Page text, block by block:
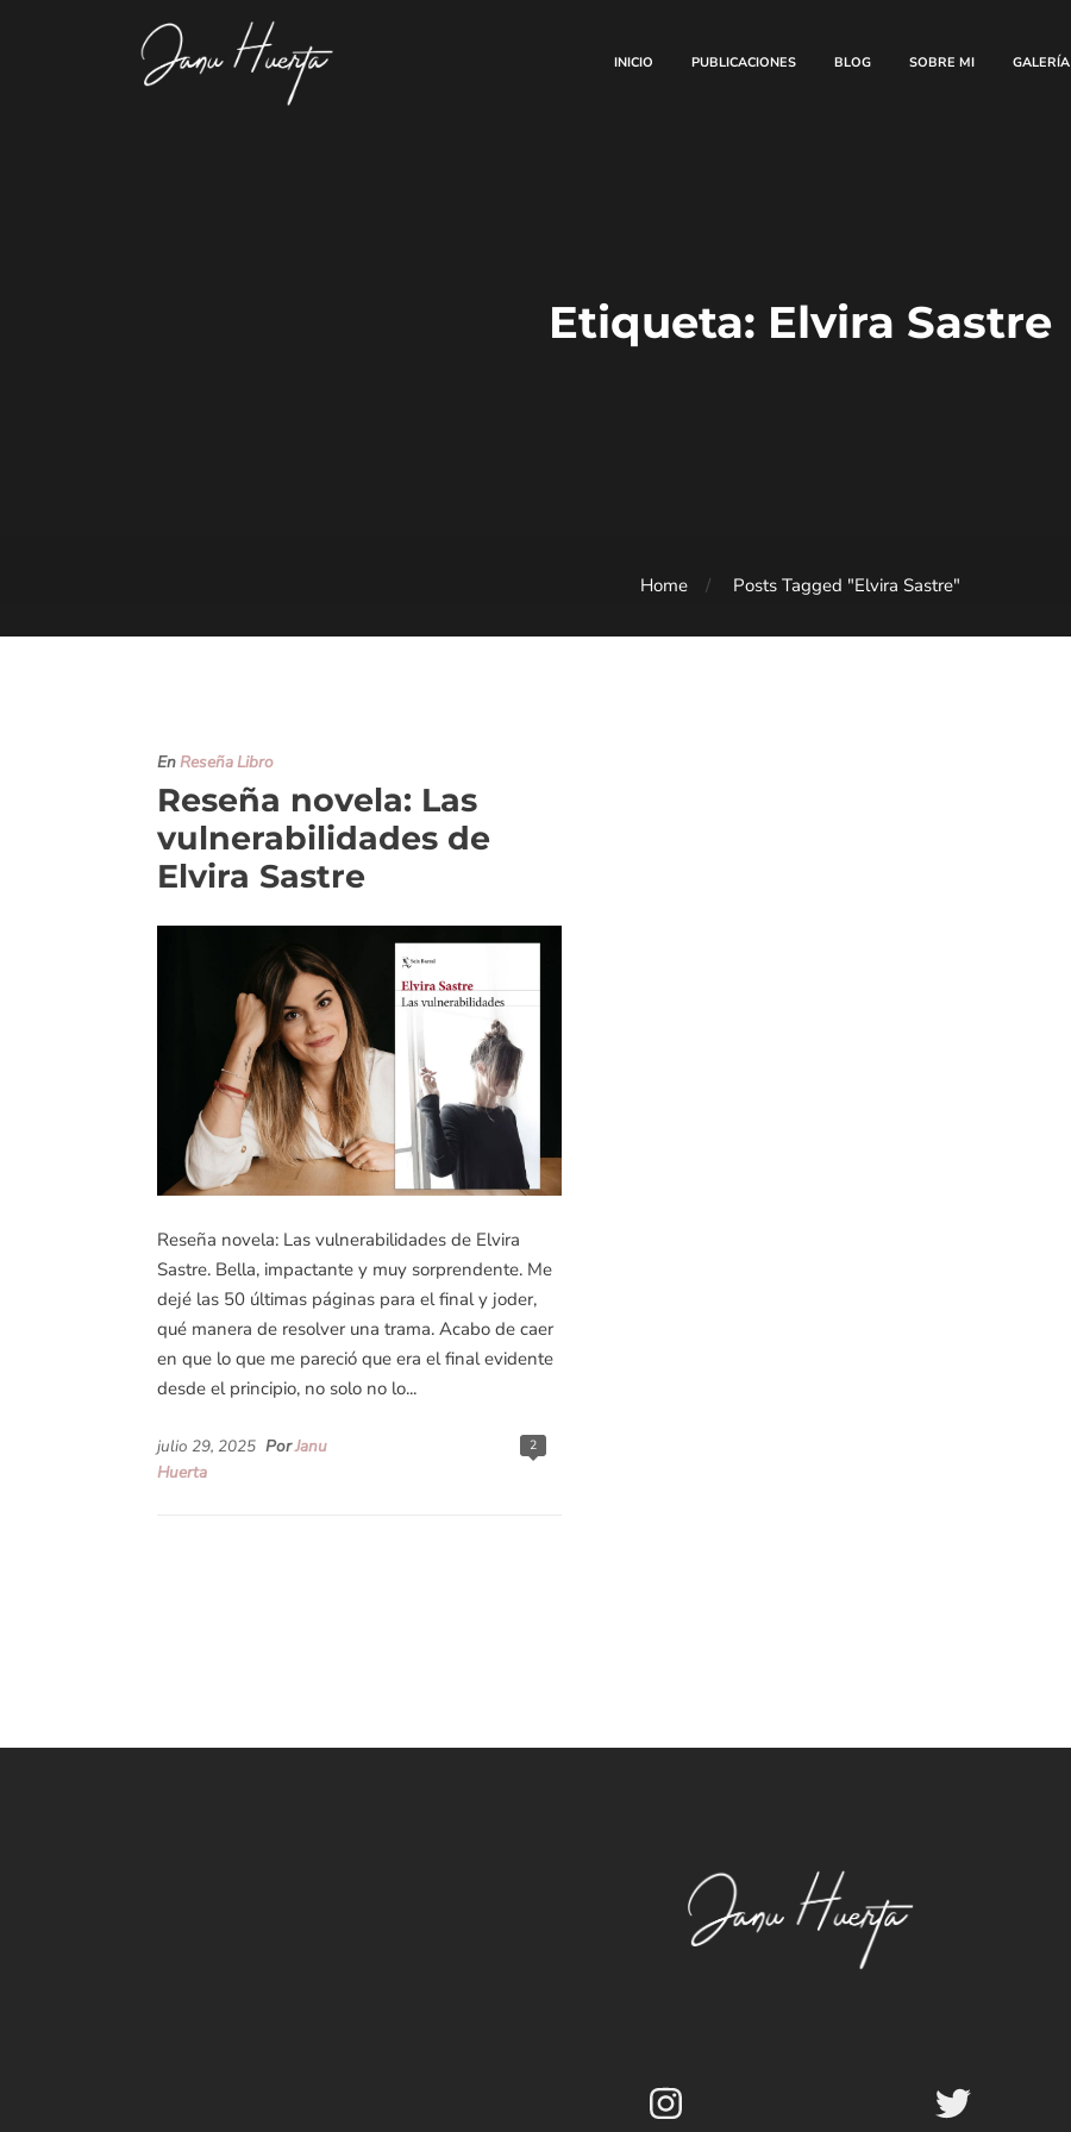
INICIO PUBLICACIONES BLOG SOBRE MI GALERÍA
Etiqueta: Elvira Sastre
Home Posts Tagged "Elvira Sastre"
EnReseña Libro
Reseña novela: Las
vulnerabilidades de
Elvira Sastre
Reseña novela: Las vulnerabilidades de Elvira
Sastre. Bella, impactante y muy sorprendente. Me
dejé las 50 últimas páginas para el final y joder,
qué manera de resolver una trama. Acabo de caer
en que lo que me pareció que era el final evidente
desde el principio, no solo no lo...
2
julio 29, 2025 PorJanu
Huerta